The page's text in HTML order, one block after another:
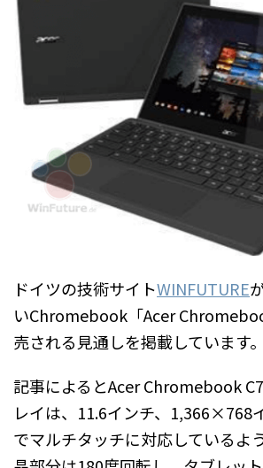
ドイツの技術サイトWINFUTURE
いChromebook「Acer
売される見通しを掲載しています。
記事によるとAcer Chromebook
レイは、11.6インチ、1,366×768
でマルチタッチに対応しているよ